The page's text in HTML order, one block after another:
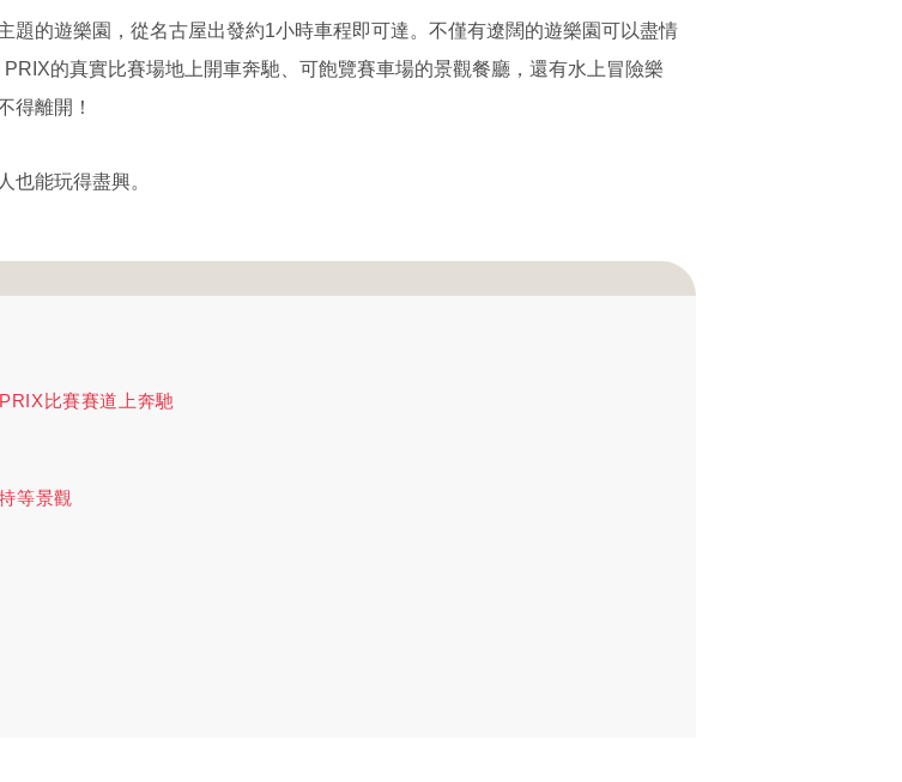
的遊樂園，從名古屋出發約1小時車程即可達。不僅有遼闊的遊樂園可以盡情
的真實比賽場地上開車奔馳、可飽覽賽車場的景觀餐廳，還有水上冒險樂
得離開！
也能玩得盡興。
比賽賽道上奔馳
等景觀